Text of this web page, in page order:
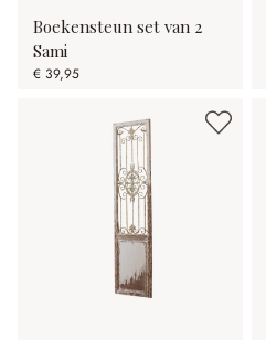
Boekensteun set van 2
Sami
€ 39,95